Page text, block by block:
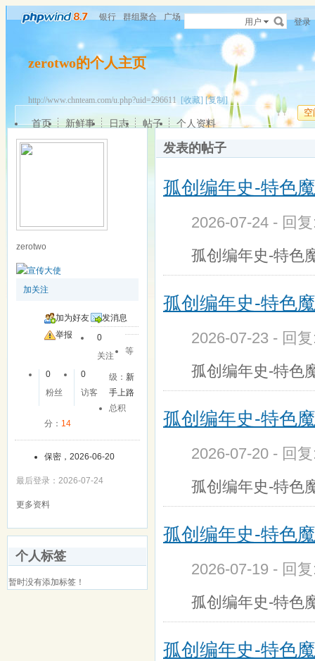
银行 群组聚合 广场 用户 登录
zerotwo的个人主页
http://www.chnteam.com/u.php?uid=296611 [收藏] [复制]
空
首页 新鲜事 日志 帖子 个人资料
zerotwo
加关注
加为好友
发消息
举报
0
关注
0
粉丝
0
访客
等
级：新
手上路
总积
分： 14
保密，2026-06-20
最后登录：2026-07-24
更多资料
个人标签
暂时没有添加标签！
发表的帖子
孤创编年史-特色
2026-07-24 - 回
孤创编年史-
孤创编年史-特色
2026-07-23 - 回
孤创编年史-
孤创编年史-特色
2026-07-20 - 回
孤创编年史-
孤创编年史-特色
2026-07-19 - 回
孤创编年史-
孤创编年史-特色